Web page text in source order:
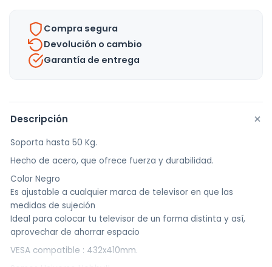
Plasma
Compra segura
Devolución o cambio
Garantía de entrega
Descripción +
Soporta hasta 50 Kg.
Hecho de acero, que ofrece fuerza y durabilidad.
Color Negro
Es ajustable a cualquier marca de televisor en que las
medidas de sujeción
Ideal para colocar tu televisor de un forma distinta y así,
aprovechar de ahorrar espacio
VESA compatible : 432x410mm.